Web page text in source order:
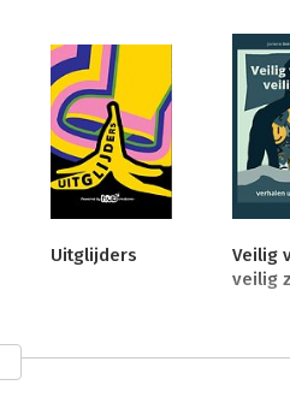
Uitglijders
Veilig
veilig